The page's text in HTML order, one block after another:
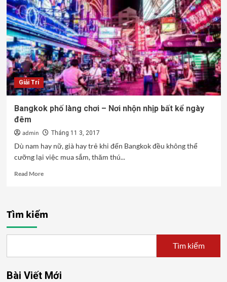
Giải Trí
Bangkok phố làng chơi – Nơi nhộn nhịp bất kể ngày
đêm
admin Tháng 11 3, 2017
Dù nam hay nữ, già hay trẻ khi đến Bangkok đều không thể
cưỡng lại việc mua sắm, thăm thú...
Read MoreRead
làng
nhộn
bất
Tìm kiếm
Tìm kiếm
Bài Viết Mới